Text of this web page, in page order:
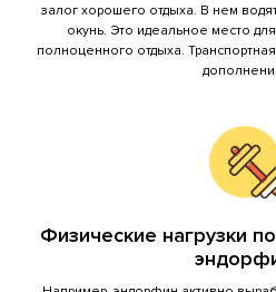
залог хорошего отдыха. В нем
окунь. Это идеальное место
полноценного отдыха.
Физические нагрузки